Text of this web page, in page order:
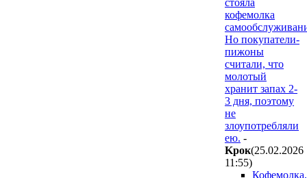
стояла
кофемолка
Но покупатели-
пижоны
считали, что
молотый
хранит запах 2-
3 дня, поэтому
не
злоупотребляли
ею. -
Kpoк(25.02.2026
11:55)
Кофемолка,